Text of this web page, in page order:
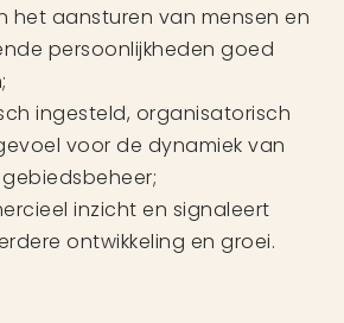
het aansturen van mensen en
persoonlijkheden goed
ingesteld, organisatorisch
voor de dynamiek van
inzicht en signaleert
ontwikkeling en groei.